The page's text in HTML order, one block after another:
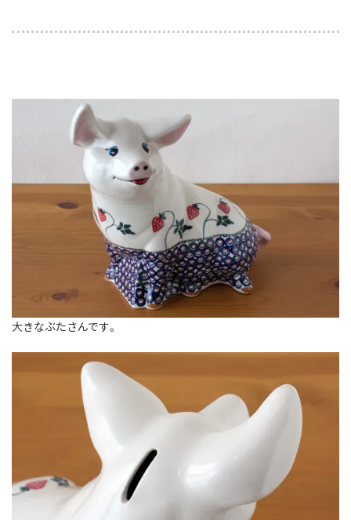
大きなぶたさんです。